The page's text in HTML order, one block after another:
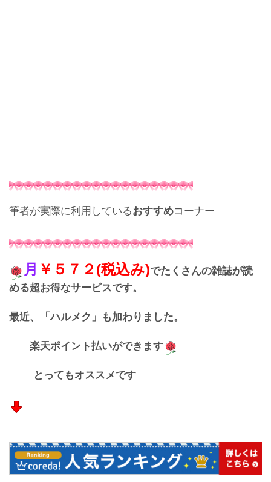
筆者が実際に利用しているおすすめコーナー
月 ￥５７２(税込み)でたくさんの雑誌が読
める超お得なサービスです。
最近、「ハルメク」も加わりました。
楽天ポイント払いができます
とってもオススメです